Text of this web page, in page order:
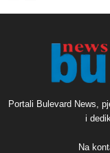
Portali Bulevard News,
i
Na